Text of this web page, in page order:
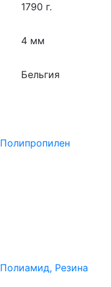
1790 г.
4 мм
Бельгия
Полипропилен
Полиамид, Резина